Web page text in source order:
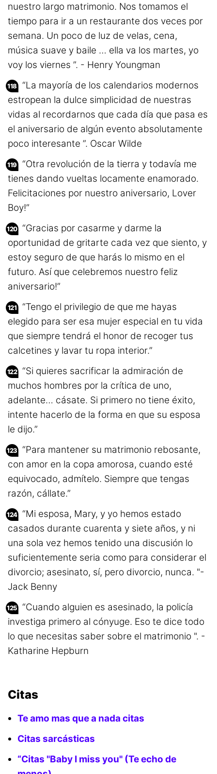
nuestro largo matrimonio. Nos tomamos el
tiempo para ir a un restaurante dos veces por
semana. Un poco de luz de velas, cena,
música suave y baile … ella va los martes, yo
voy los viernes ”. - Henry Youngman
“La mayoría de los calendarios modernos
estropean la dulce simplicidad de nuestras
vidas al recordarnos que cada día que pasa es
el aniversario de algún evento absolutamente
poco interesante ”. Oscar Wilde
“Otra revolución de la tierra y todavía me
tienes dando vueltas locamente enamorado.
Felicitaciones por nuestro aniversario, Lover
Boy!”
“Gracias por casarme y darme la
oportunidad de gritarte cada vez que siento, y
estoy seguro de que harás lo mismo en el
futuro. Así que celebremos nuestro feliz
aniversario!”
“Tengo el privilegio de que me hayas
elegido para ser esa mujer especial en tu vida
que siempre tendrá el honor de recoger tus
calcetines y lavar tu ropa interior.”
“Si quieres sacrificar la admiración de
muchos hombres por la crítica de uno,
adelante… cásate. Si primero no tiene éxito,
intente hacerlo de la forma en que su esposa
le dijo.”
“Para mantener su matrimonio rebosante,
con amor en la copa amorosa, cuando esté
equivocado, admítelo. Siempre que tengas
razón, cállate.”
“Mi esposa, Mary, y yo hemos estado
casados durante cuarenta y siete años, y ni
una sola vez hemos tenido una discusión lo
suficientemente seria como para considerar el
divorcio; asesinato, sí, pero divorcio, nunca. "-
Jack Benny
“Cuando alguien es asesinado, la policía
investiga primero al cónyuge. Eso te dice todo
lo que necesitas saber sobre el matrimonio ". -
Katharine Hepburn
Citas
Te amo mas que a nada citas
Citas sarcásticas
“Citas "Baby I miss you" (Te echo de